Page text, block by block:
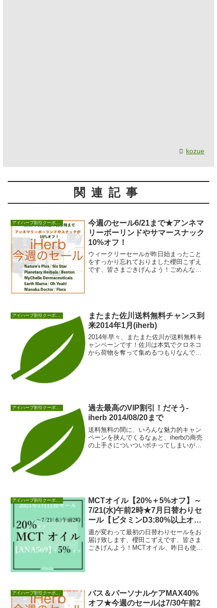
kozue
関連記事
今週のセール6/21まで★アンネマ
リーボーリンドやサマースナック
10%オフ！
ウィークリーセールが昨日始まったこと
をすっかり忘れておりました櫻田こずえ
です、皆さまごきげんよう！ごめんなさ
またまた佐川送料無料チャンス到
来2014年1月(iherb)
2014年早々、またまた佐川が送料無料キ
ャンペーンです！佐川は本気でクロネコ
から荷物を奪って集めるつもりなんでし
アイハーブ割引クーポンセール情報
過去最高のVIP割引！だそう-
iherb 2014/08/20まで
送料無料の間に、いろんな魅力的キャン
ペーンを挟んでくるなぁと、iherbの商売
の上手さについついポチってしまいがち
アイハーブ割引クーポンセール情報
MCTオイル【20%＋5%オフ】～
7/21(水)午前2時★7月日替わりセ
ール【ビタミンD3:80%以上オ
フ】
週が変わって最初の日替わりセールをお
届け致します、櫻田こずえです、皆さま
ごきげんよう！MCTオイル、昨日も使っ
アイハーブ割引クーポンセール情報
バス＆パーソナルケアMAX40%
オフ★今週のセールは7/30午前2